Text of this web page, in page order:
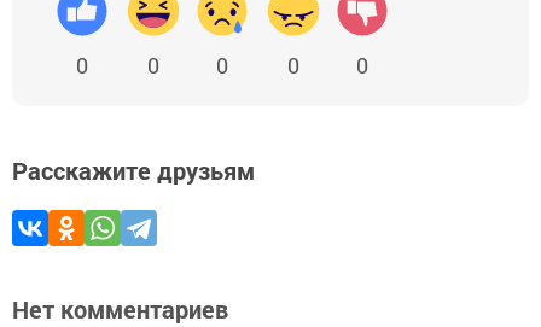
0 0 0 0 0
Расскажите друзьям
Нет комментариев